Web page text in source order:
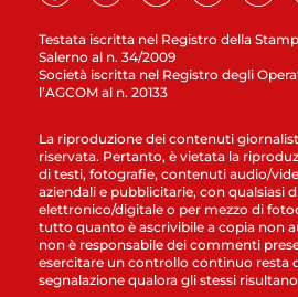
Testata iscritta nel Registro della
Salerno al n. 34/2009
Società iscritta nel Registro degli
l’AGCOM al n. 20133
La riproduzione dei contenuti
riservata. Pertanto, è vietata la
di testi, fotografie, contenuti audio/
aziendali e pubblicitarie, con qualsiasi
elettronico/digitale o per mezzo di
tutto quanto è ascrivibile a copia non
non è responsabile dei commenti
esercitare un controllo continuo resta
segnalazione qualora gli stessi